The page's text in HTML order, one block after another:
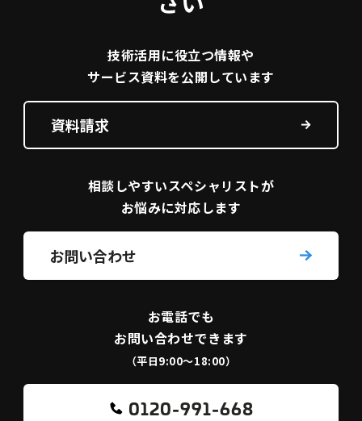
技術活用に役立つ情報や
サービス資料を公開しています
資料請求
相談しやすいスペシャリストが
お悩みに対応します
お問い合わせ
お電話でも
お問い合わせできます
（平日9:00〜18:00）
0120-991-668